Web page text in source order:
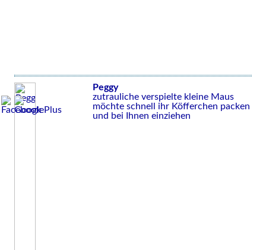
Peggy
zutrauliche verspielte kleine Maus
möchte schnell ihr Köfferchen packen
und bei Ihnen einziehen